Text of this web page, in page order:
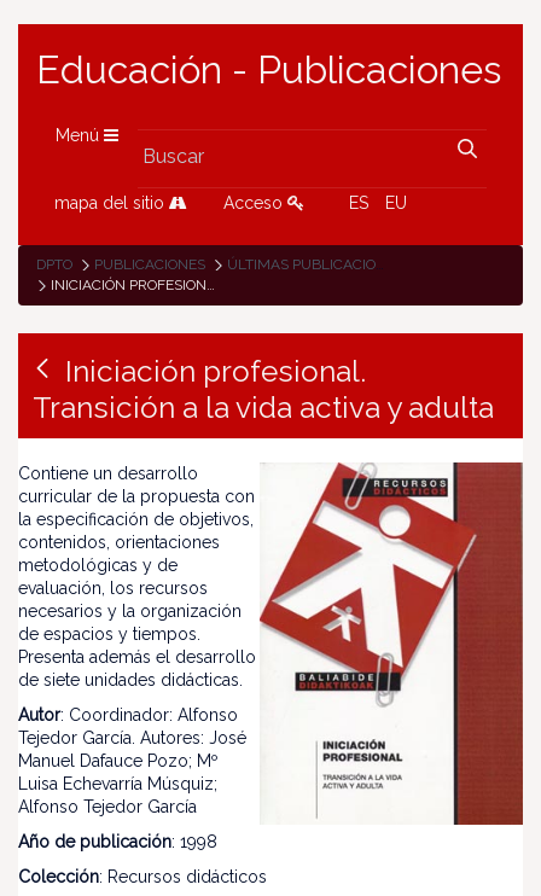
Educación - Publicaciones
Menú
mapa del sitio Acceso ES EU
DPTO PUBLICACIONES
ÚLTIMAS PUBLICACIONES
INICIACIÓN PROFESIONAL. TRANSICIÓN A LA VIDA ACTIVA Y ADULTA
Iniciación profesional.
Transición a la vida activa y adulta
Contiene un desarrollo
curricular de la propuesta con
la especificación de objetivos,
contenidos, orientaciones
metodológicas y de
evaluación, los recursos
necesarios y la organización
de espacios y tiempos.
Presenta además el desarrollo
de siete unidades didácticas.
Autor: Coordinador: Alfonso
Tejedor García. Autores: José
Manuel Dafauce Pozo; Mº
Luisa Echevarría Músquiz;
Alfonso Tejedor García
Año de publicación: 1998
Colección: Recursos didácticos